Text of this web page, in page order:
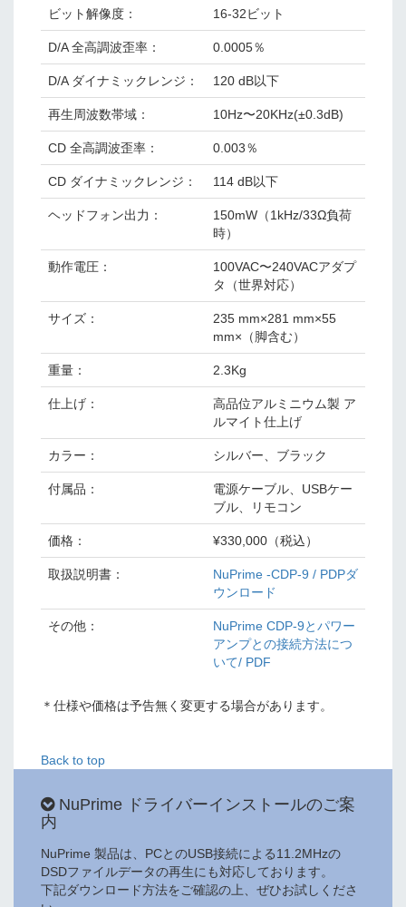
ビット解像度： 16-32ビット
D/A 全高調波歪率： 0.0005％
D/A ダイナミックレンジ： 120 dB以下
再生周波数帯域： 10Hz〜20KHz(±0.3dB)
CD 全高調波歪率： 0.003％
CD ダイナミックレンジ： 114 dB以下
ヘッドフォン出力：
150mW（1kHz/33Ω負荷
時）
動作電圧：
100VAC〜240VACアダプ
タ（世界対応）
サイズ：
235 mm×281 mm×55
mm×（脚含む）
重量： 2.3Kg
仕上げ：
高品位アルミニウム製 ア
ルマイト仕上げ
カラー： シルバー、ブラック
付属品：
電源ケーブル、USBケー
ブル、リモコン
価格： ¥330,000（税込）
取扱説明書：
NuPrime -CDP-9 / PDPダ
ウンロード
その他：
NuPrime CDP-9とパワー
アンプとの接続方法につ
いて/ PDF
＊仕様や価格は予告無く変更する場合があります。
Back to top
NuPrime ドライバーインストールのご案
内
NuPrime 製品は、PCとのUSB接続による11.2MHzの
DSDファイルデータの再生にも対応しております。
下記ダウンロード方法をご確認の上、ぜひお試しくださ